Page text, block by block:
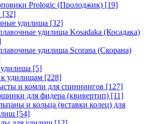
Prologic (Пролоджик) [19]
[32]
удилища [32]
удилища Kosadaka (Косадака)
удилища Scorana (Скорана)
[5]
к удилищам [228]
и комли для спиннингов [127]
для фидера (квивертип) [11]
и кольца (вставки колец) для
[54]